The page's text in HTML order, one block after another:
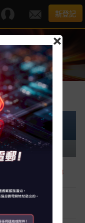
×
新登記
個網上行電郵
月費
HK$8,888